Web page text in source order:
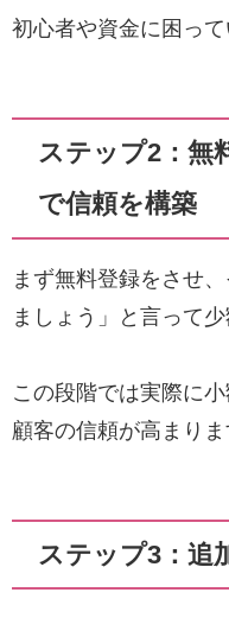
初心者や資金に困っ
ステップ2：無
で信頼を構築
まず無料登録をさせ
ましょう」と言って
この段階では実際に
顧客の信頼が高まりま
ステップ3：追